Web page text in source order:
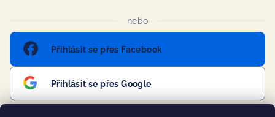
nebo
Přihlásit se přes Facebook
Přihlásit se přes Google